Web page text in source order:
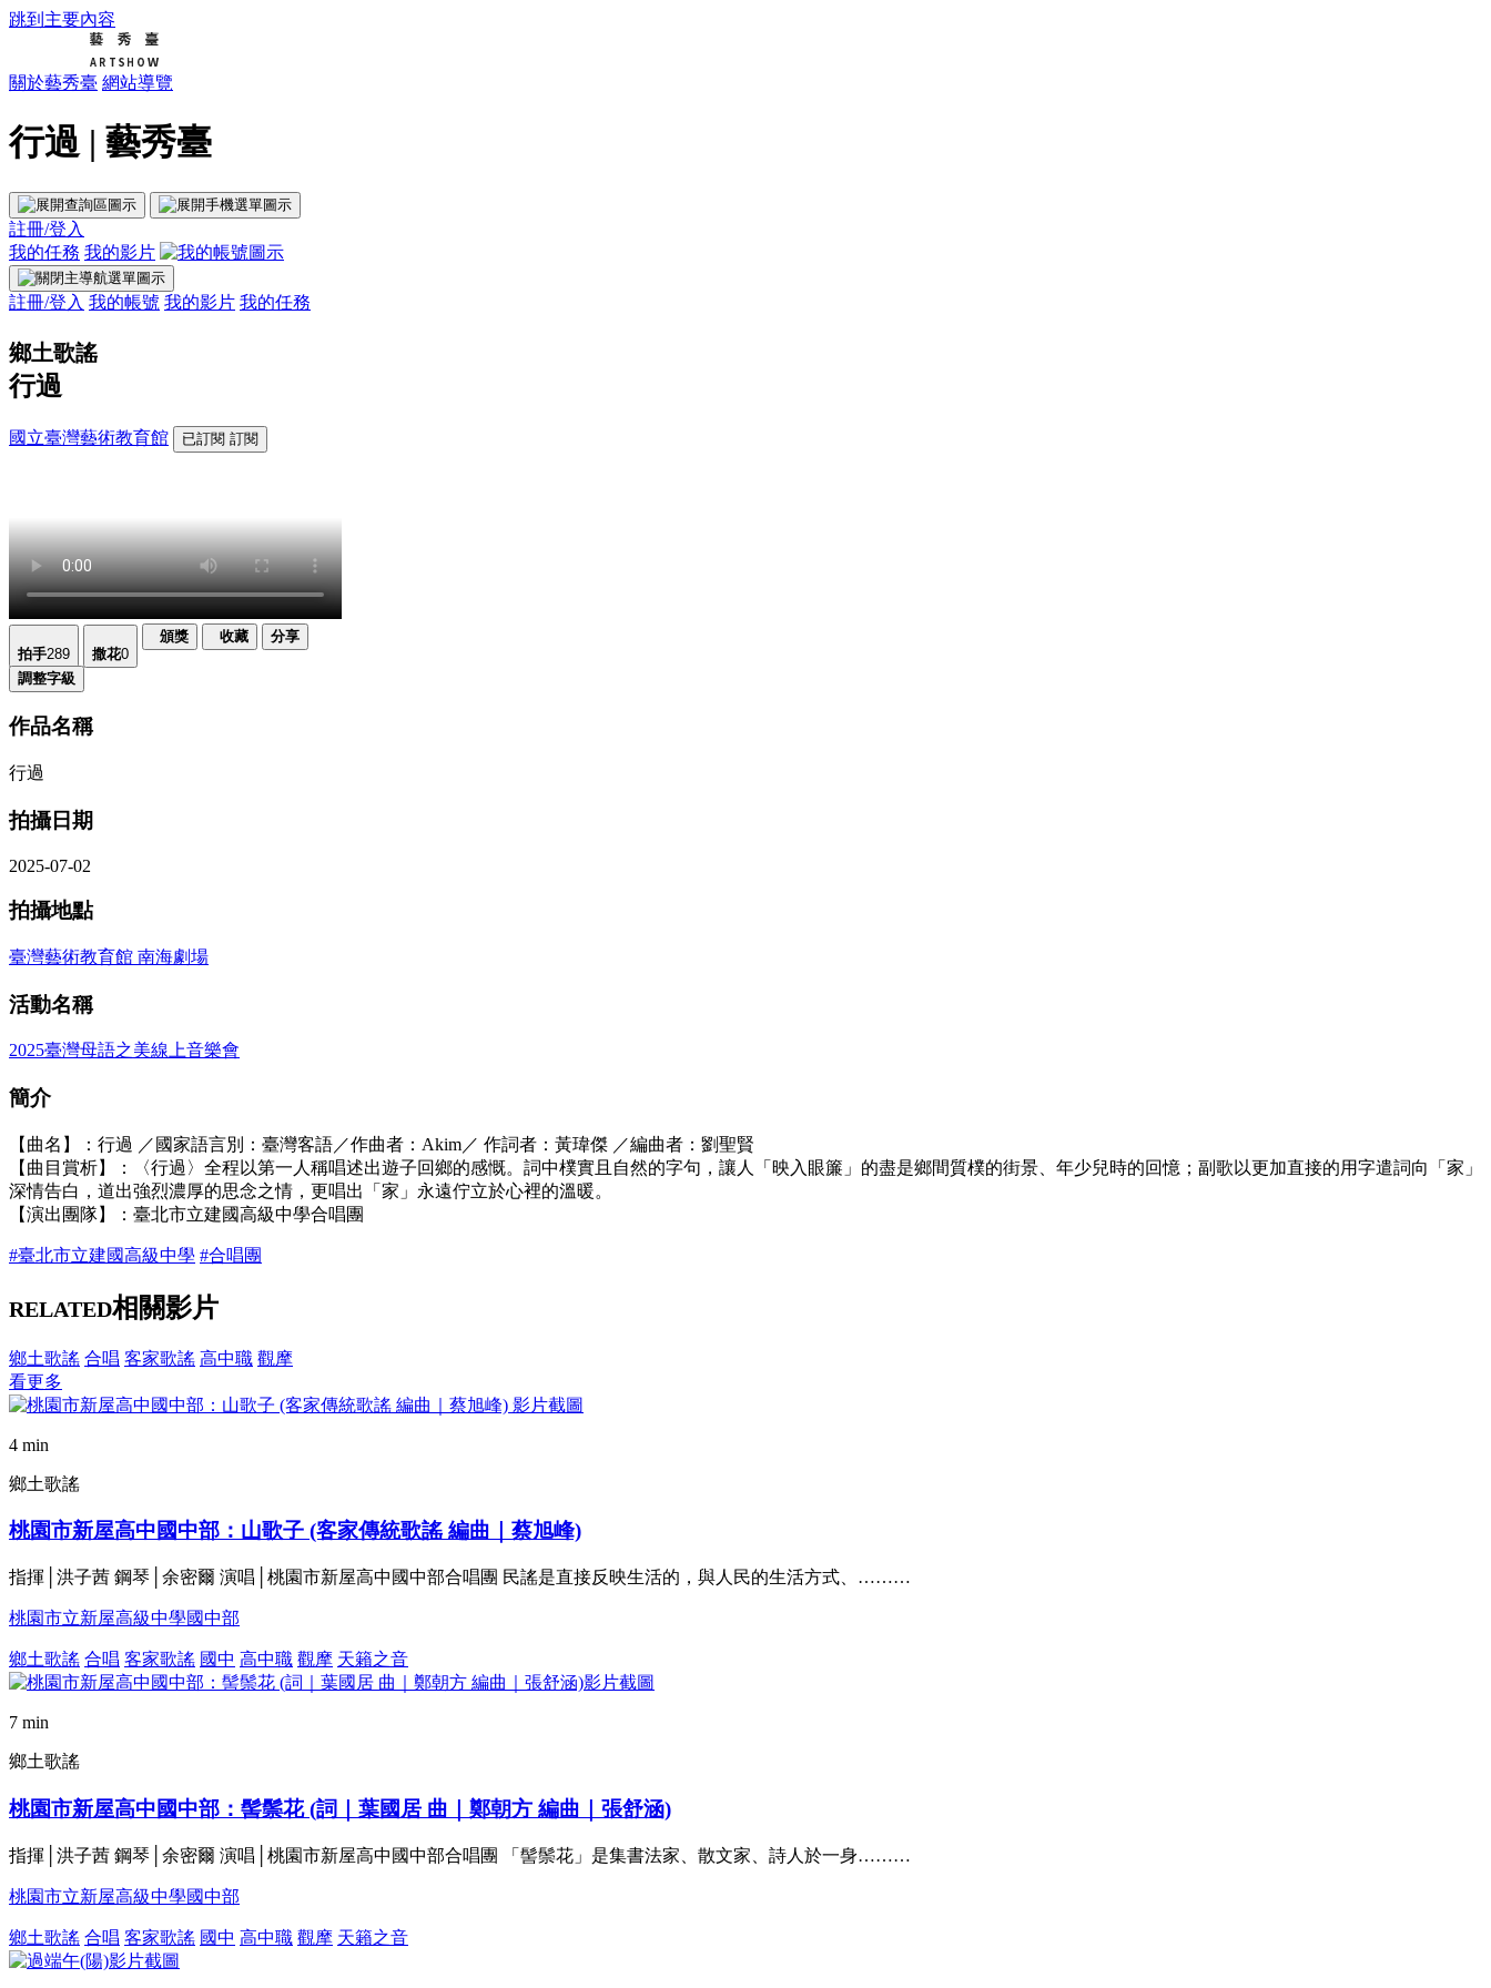
跳到主要內容
關於藝秀臺 網站導覽
行過 | 藝秀臺
註冊/登入
我的任務 我的影片
註冊/登入 我的帳號 我的影片 我的任務
鄉土歌謠
行過
國立臺灣藝術教育館 已訂閱 訂閱
拍手289 撒花0
頒獎 收藏 分享
調整字級
作品名稱
行過
拍攝日期
2025-07-02
拍攝地點
臺灣藝術教育館 南海劇場
活動名稱
2025臺灣母語之美線上音樂會
簡介
【曲名】：行過 ／國家語言別：臺灣客語／作曲者：Akim／ 作詞者：黃瑋傑 ／編曲者：劉聖賢
【曲目賞析】：〈行過〉全程以第一人稱唱述出遊子回鄉的感慨。詞中樸實且自然的字句，讓人「映入眼簾」的盡是鄉間質樸的街景、年少兒時的回憶；副歌以更加直接的用字遣詞向「家」
深情告白，道出強烈濃厚的思念之情，更唱出「家」永遠佇立於心裡的溫暖。
【演出團隊】：臺北市立建國高級中學合唱團
#臺北市立建國高級中學 #合唱團
RELATED相關影片
鄉土歌謠 合唱 客家歌謠 高中職 觀摩
看更多
4 min
鄉土歌謠
桃園市新屋高中國中部：山歌子 (客家傳統歌謠 編曲｜蔡旭峰)
指揮│洪子茜 鋼琴│余密爾 演唱│桃園市新屋高中國中部合唱團 民謠是直接反映生活的，與人民的生活方式、………
桃園市立新屋高級中學國中部
鄉土歌謠 合唱 客家歌謠 國中 高中職 觀摩 天籟之音
7 min
鄉土歌謠
桃園市新屋高中國中部：髻鬃花 (詞｜葉國居 曲｜鄭朝方 編曲｜張舒涵)
指揮│洪子茜 鋼琴│余密爾 演唱│桃園市新屋高中國中部合唱團 「髻鬃花」是集書法家、散文家、詩人於一身………
桃園市立新屋高級中學國中部
鄉土歌謠 合唱 客家歌謠 國中 高中職 觀摩 天籟之音